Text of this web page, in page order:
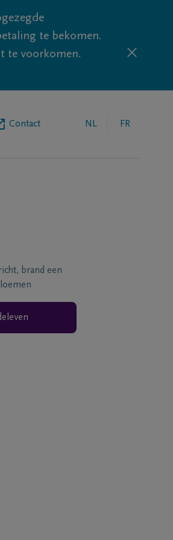
te bekomen.
te voorkomen.
Contact NL FR
brand een